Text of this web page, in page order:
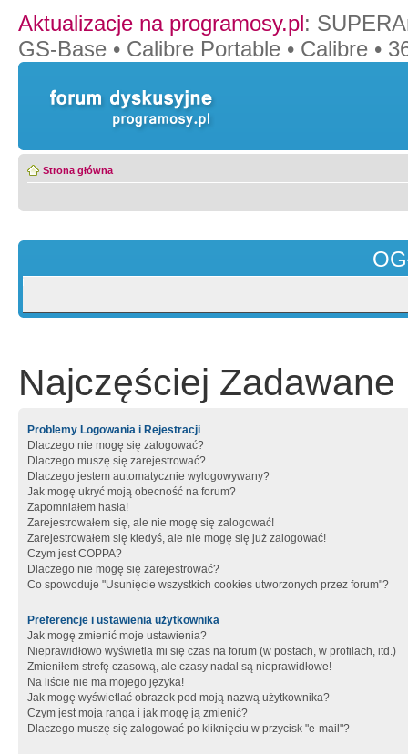
Aktualizacje na programosy.pl:
GS-Base • Calibre Portable • Calibre •
Strona główna
Najczęściej Zadawane
Problemy Logowania i Rejestracji
Dlaczego nie mogę się zalogować?
Dlaczego muszę się zarejestrować?
Dlaczego jestem automatycznie wylogowywany?
Jak mogę ukryć moją obecność na forum?
Zapomniałem hasła!
Zarejestrowałem się, ale nie mogę się zalogować!
Zarejestrowałem się kiedyś, ale nie mogę się już zalogować!
Czym jest COPPA?
Dlaczego nie mogę się zarejestrować?
Co spowoduje "Usunięcie wszystkich cookies utworzonych przez forum"?
Preferencje i ustawienia użytkownika
Jak mogę zmienić moje ustawienia?
Nieprawidłowo wyświetla mi się czas na forum (w postach, w profilach, itd.)
Zmieniłem strefę czasową, ale czasy nadal są nieprawidłowe!
Na liście nie ma mojego języka!
Jak mogę wyświetlać obrazek pod moją nazwą użytkownika?
Czym jest moja ranga i jak mogę ją zmienić?
Dlaczego muszę się zalogować po kliknięciu w przycisk "e-mail"?